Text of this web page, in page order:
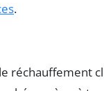
.
réchauffement